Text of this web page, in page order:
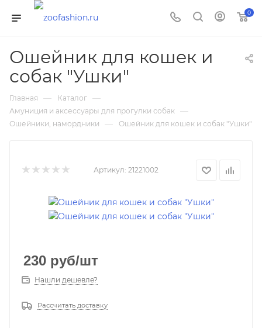
0
Ошейник для кошек и
собак "Ушки"
Главная — Каталог —
Амуниция и аксессуары для прогулки собак —
Ошейники, намордники — Ошейник для кошек и собак "Ушки"
Артикул: 21221002
230 руб/шт
Нашли дешевле?
Рассчитать доставку